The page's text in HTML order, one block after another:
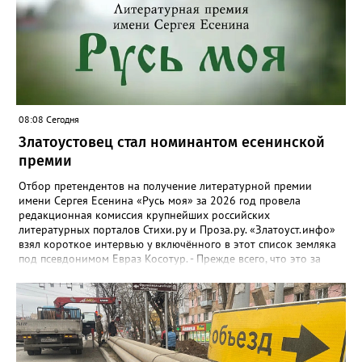
08:08 Сегодня
Златоустовец стал номинантом есенинской
премии
Отбор претендентов на получение литературной премии
имени Сергея Есенина «Русь моя» за 2026 год провела
редакционная комиссия крупнейших российских
литературных порталов Стихи.ру и Проза.ру. «Златоуст.инфо»
взял короткое интервью у включённого в этот список земляка
под псевдонимом Евраз Косотур. - Прежде всего, что это за
«Русь моя» ежегодная, её вручают в канун дня рождения
великого русского поэта. Я о ней узнал на сайте стихи.ру,
подал заявку, особо ни на что не рассчитывая. А потом мне
позвонили, сказали, что я подхожу. - Как давно пишете и о чём?
- Пишу давно, но обычно кидал в стол или отправлял